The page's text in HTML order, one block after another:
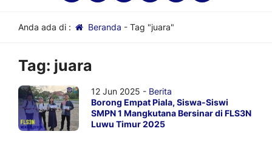
Anda ada di : Beranda - Tag "juara"
Tag: juara
12 Jun 2025 - Berita
Borong Empat Piala, Siswa-Siswi
SMPN 1 Mangkutana Bersinar di FLS3N
Luwu Timur 2025